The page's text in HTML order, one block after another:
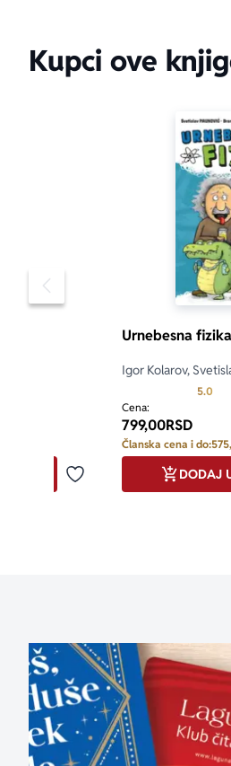
Kupci ove
Pomeranje sadržaja slajdera
Dodaj u omiljene
Urnebesna
Igor Kolarov,
5.0
Cena:
799,00RSD
Članska cena i do:
DODAJ